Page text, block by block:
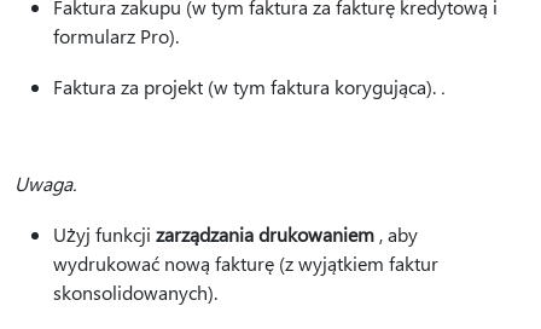
Faktura zakupu (w tym faktura za fakturę kredytową i
formularz Pro).
Faktura za projekt (w tym faktura korygująca). .
Uwaga.
Użyj funkcji zarządzania drukowaniem , aby
wydrukować nową fakturę (z wyjątkiem faktur
skonsolidowanych).